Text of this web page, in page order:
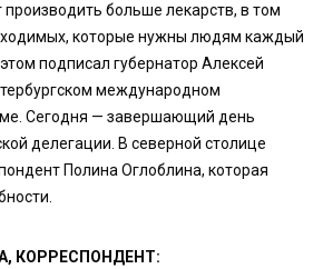
производить больше лекарств, в том
которые нужны людям каждый
подписал губернатор Алексей
международном
Сегодня — завершающий день
делегации. В северной столице
Полина Оглоблина, которая
КОРРЕСПОНДЕНТ: